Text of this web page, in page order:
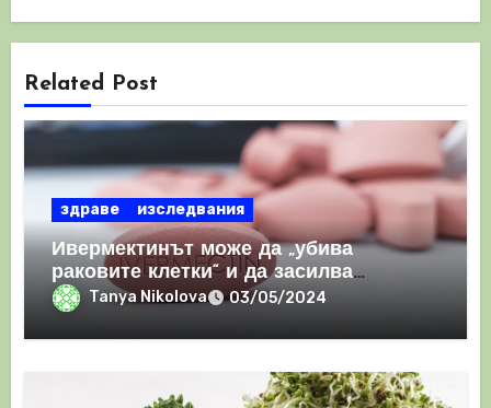
Related Post
здраве изследвания
Ивермектинът може да „убива
раковите клетки“ и да засилва
имунния отговор
Tanya Nikolova 03/05/2024